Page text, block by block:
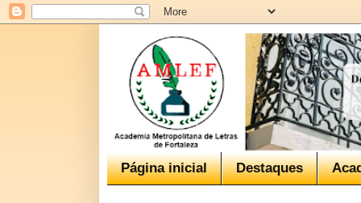
Página inicial Destaques